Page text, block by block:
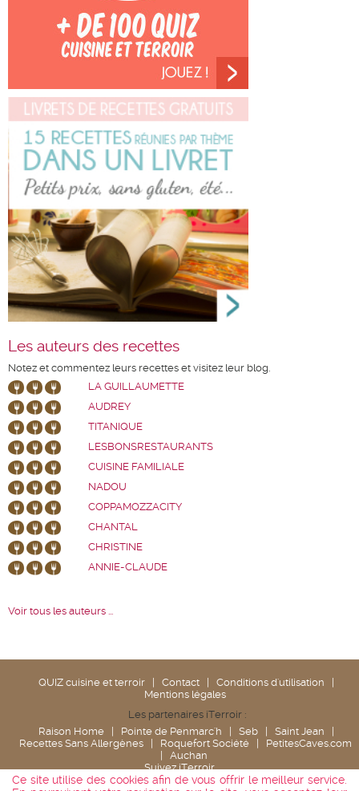
Les auteurs des recettes
Notez et commentez leurs recettes et visitez leur blog.
LA GUILLAUMETTE
AUDREY
TITANIQUE
LESBONSRESTAURANTS
CUISINE FAMILIALE
NADOU
COPPAMOZZACITY
CHANTAL
CHRISTINE
ANNIE-CLAUDE
Voir tous les auteurs ...
QUIZ cuisine et terroir Contact Conditions d'utilisation
Mentions légales
Les partenaires iTerroir :
Raison Home
Pointe de Penmarc'h Seb Saint Jean
Recettes Sans Allergènes
Roquefort Société
PetitesCaves.com
Auchan
Suivez iTerroir
Ce site utilise des cookies afin de vous offrir le meilleur service.